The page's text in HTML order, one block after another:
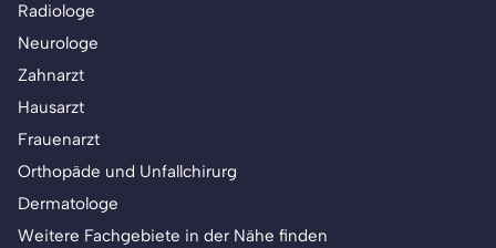
Radiologe
Neurologe
Zahnarzt
Hausarzt
Frauenarzt
Orthopäde und Unfallchirurg
Dermatologe
Weitere Fachgebiete in der Nähe finden